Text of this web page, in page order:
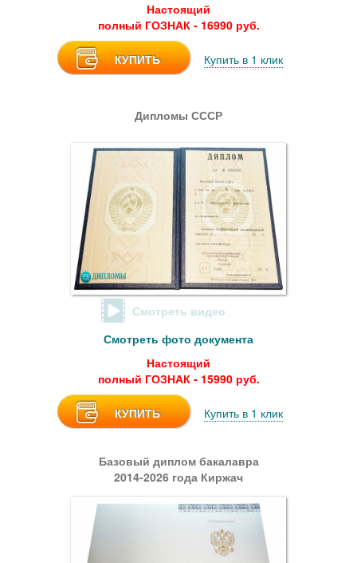
Настоящий
полный ГОЗНАК - 16990 руб.
КУПИТЬ Купить в 1 клик
Дипломы СССР
Смотреть видео
Смотреть фото документа
Настоящий
полный ГОЗНАК - 15990 руб.
КУПИТЬ Купить в 1 клик
Базовый диплом бакалавра
2014-2026 года Киржач